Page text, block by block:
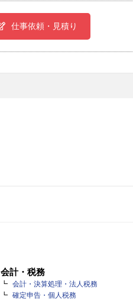
仕事依頼・見積り
会計・税務
会計・決算処理・法人税務
確定申告・個人税務